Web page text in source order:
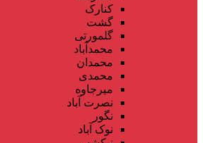
کنارک
گشت
گلمورتی
محمدآباد
محمدان
محمدی
میرجاوه
نصرت آباد
نگور
نوک آباد